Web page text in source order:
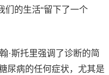
们的生活“留下了一个
·斯托里强调了诊断的简
尿病的任何症状，尤其是